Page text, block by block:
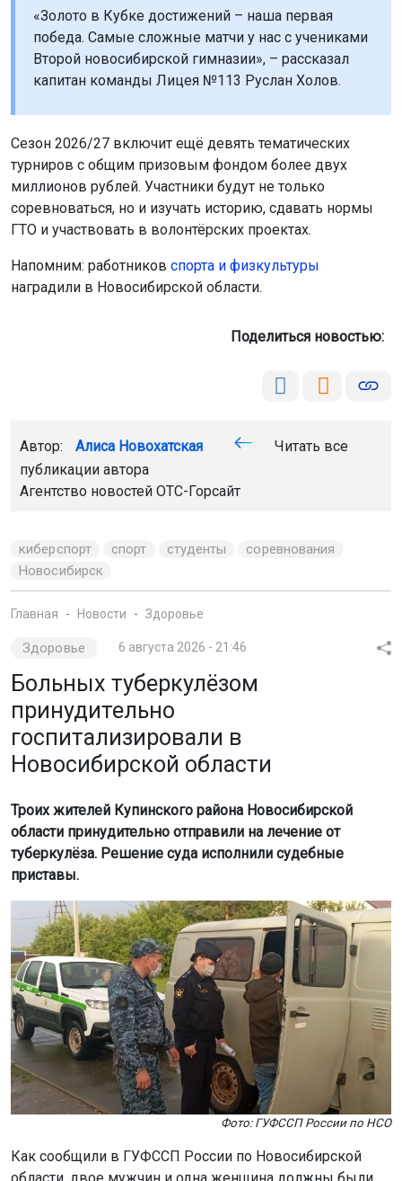
«Золото в Кубке достижений – наша первая
победа. Самые сложные матчи у нас с учениками
Второй новосибирской гимназии», – рассказал
капитан команды Лицея №113 Руслан Холов.
Сезон 2026/27 включит ещё девять тематических
турниров с общим призовым фондом более двух
миллионов рублей. Участники будут не только
соревноваться, но и изучать историю, сдавать нормы
ГТО и участвовать в волонтёрских проектах.
Напомним: работников спорта и физкультуры
наградили в Новосибирской области.
Поделиться новостью:
Автор: Алиса Новохатская
Читать все
публикации автора
Агентство новостей ОТС-Горсайт
киберспорт спорт студенты
соревнования
Новосибирск
Главная Новости Здоровье
Здоровье 6 августа 2026 - 21:46
Больных туберкулёзом
принудительно
госпитализировали в
Новосибирской области
Троих жителей Купинского района Новосибирской
области принудительно отправили на лечение от
туберкулёза. Решение суда исполнили судебные
приставы.
Фото: ГУФССП России по НСО
Как сообщили в ГУФССП России по Новосибирской